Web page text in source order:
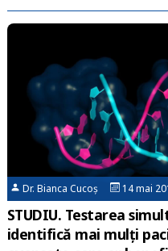
Dr. Bianca Cucoș 14 mai
STUDIU. Testarea
identifică mai mulți